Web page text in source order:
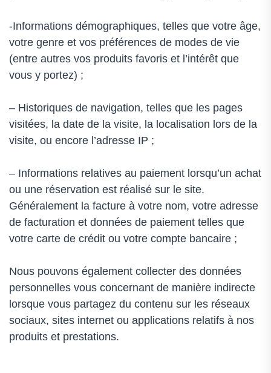
-Informations démographiques, telles que votre âge,
votre genre et vos préférences de modes de vie
(entre autres vos produits favoris et l’intérêt que
vous y portez) ;
– Historiques de navigation, telles que les pages
visitées, la date de la visite, la localisation lors de la
visite, ou encore l’adresse IP ;
– Informations relatives au paiement lorsqu’un achat
ou une réservation est réalisé sur le site.
Généralement la facture à votre nom, votre adresse
de facturation et données de paiement telles que
votre carte de crédit ou votre compte bancaire ;
Nous pouvons également collecter des données
personnelles vous concernant de manière indirecte
lorsque vous partagez du contenu sur les réseaux
sociaux, sites internet ou applications relatifs à nos
produits et prestations.